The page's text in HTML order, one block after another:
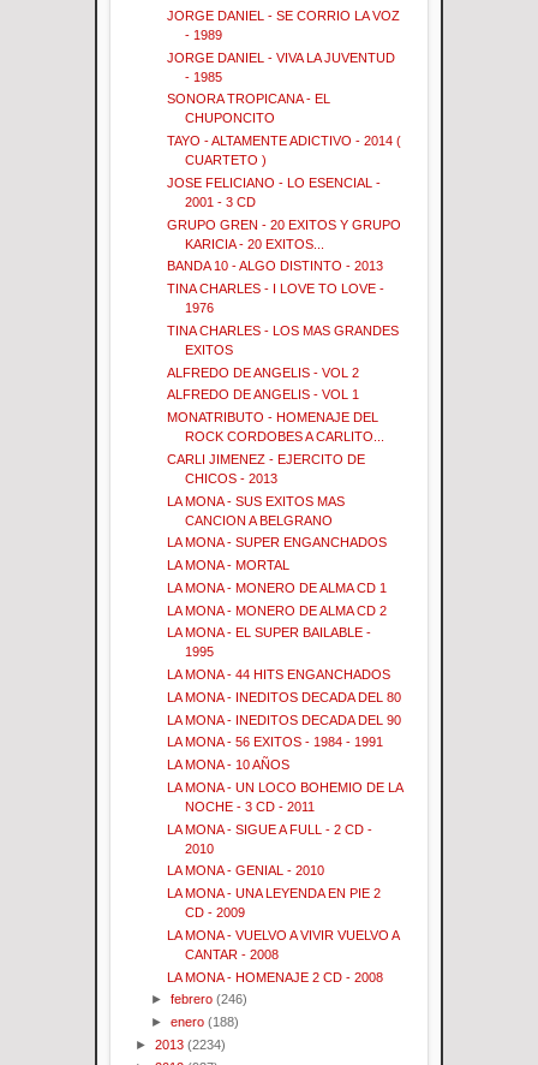
JORGE DANIEL - SE CORRIO LA VOZ
- 1989
JORGE DANIEL - VIVA LA JUVENTUD
- 1985
SONORA TROPICANA - EL
CHUPONCITO
TAYO - ALTAMENTE ADICTIVO - 2014 (
CUARTETO )
JOSE FELICIANO - LO ESENCIAL -
2001 - 3 CD
GRUPO GREN - 20 EXITOS Y GRUPO
KARICIA - 20 EXITOS...
BANDA 10 - ALGO DISTINTO - 2013
TINA CHARLES - I LOVE TO LOVE -
1976
TINA CHARLES - LOS MAS GRANDES
EXITOS
ALFREDO DE ANGELIS - VOL 2
ALFREDO DE ANGELIS - VOL 1
MONATRIBUTO - HOMENAJE DEL
ROCK CORDOBES A CARLITO...
CARLI JIMENEZ - EJERCITO DE
CHICOS - 2013
LA MONA - SUS EXITOS MAS
CANCION A BELGRANO
LA MONA - SUPER ENGANCHADOS
LA MONA - MORTAL
LA MONA - MONERO DE ALMA CD 1
LA MONA - MONERO DE ALMA CD 2
LA MONA - EL SUPER BAILABLE -
1995
LA MONA - 44 HITS ENGANCHADOS
LA MONA - INEDITOS DECADA DEL 80
LA MONA - INEDITOS DECADA DEL 90
LA MONA - 56 EXITOS - 1984 - 1991
LA MONA - 10 AÑOS
LA MONA - UN LOCO BOHEMIO DE LA
NOCHE - 3 CD - 2011
LA MONA - SIGUE A FULL - 2 CD -
2010
LA MONA - GENIAL - 2010
LA MONA - UNA LEYENDA EN PIE 2
CD - 2009
LA MONA - VUELVO A VIVIR VUELVO A
CANTAR - 2008
LA MONA - HOMENAJE 2 CD - 2008
►febrero (246)
►enero (188)
► 2013 (2234)